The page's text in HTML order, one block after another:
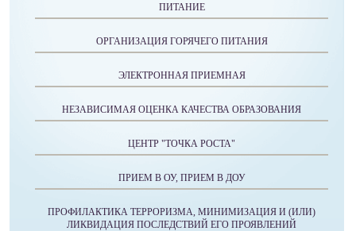
ПИТАНИЕ
ОРГАНИЗАЦИЯ ГОРЯЧЕГО ПИТАНИЯ
ЭЛЕКТРОННАЯ ПРИЕМНАЯ
НЕЗАВИСИМАЯ ОЦЕНКА КАЧЕСТВА ОБРАЗОВАНИЯ
ЦЕНТР "ТОЧКА РОСТА"
ПРИЕМ В ОУ, ПРИЕМ В ДОУ
ПРОФИЛАКТИКА ТЕРРОРИЗМА, МИНИМИЗАЦИЯ И (ИЛИ)
ЛИКВИДАЦИЯ ПОСЛЕДСТВИЙ ЕГО ПРОЯВЛЕНИЙ